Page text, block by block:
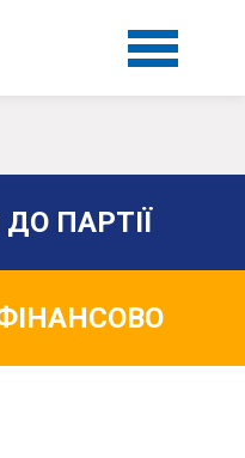
ПАРТІЇ